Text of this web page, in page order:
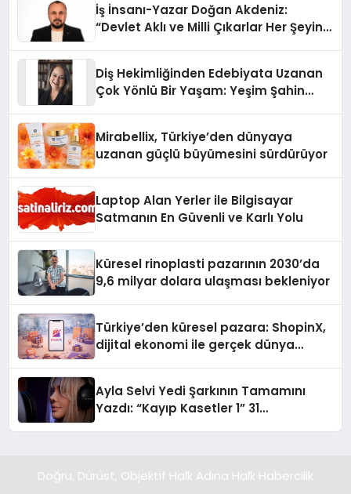
İş İnsanı-Yazar Doğan Akdeniz:
“Devlet Aklı ve Milli Çıkarlar Her Şeyin
Diş Hekimliğinden Edebiyata Uzanan
Çok Yönlü Bir Yaşam: Yeşim Şahin
Mirabellix, Türkiye’den dünyaya
uzanan güçlü büyümesini sürdürüyor
Laptop Alan Yerler ile Bilgisayar
Satmanın En Güvenli ve Karlı Yolu
Küresel rinoplasti pazarının 2030’da
9,6 milyar dolara ulaşması bekleniyor
Türkiye’den küresel pazara: ShopinX,
dijital ekonomi ile gerçek dünya
Ayla Selvi Yedi Şarkının Tamamını
Yazdı: “Kayıp Kasetler 1” 31
Doğru, Dürüst, Objektif Halk Adına Halk Habercilik